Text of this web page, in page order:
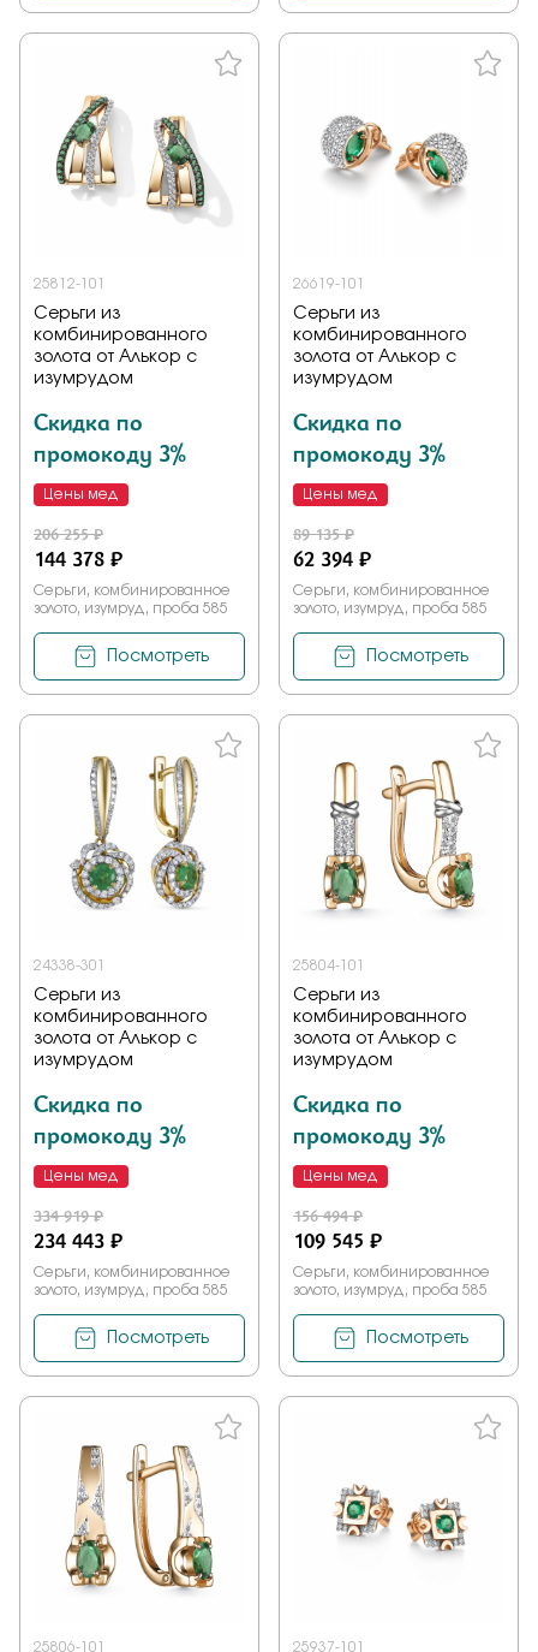
25812-101
Серьги из
комбинированного
золота от Алькор с
изумрудом
Скидка по
промокоду 3%
Цены мед
206 255 ₽
144 378 ₽
Серьги, комбинированное
золото, изумруд, проба 585
Посмотреть
26619-101
Серьги из
комбинированного
золота от Алькор с
изумрудом
Скидка по
промокоду 3%
Цены мед
89 135 ₽
62 394 ₽
Серьги, комбинированное
золото, изумруд, проба 585
Посмотреть
24338-301
Серьги из
комбинированного
золота от Алькор с
изумрудом
Скидка по
промокоду 3%
Цены мед
334 919 ₽
234 443 ₽
Серьги, комбинированное
золото, изумруд, проба 585
Посмотреть
25804-101
Серьги из
комбинированного
золота от Алькор с
изумрудом
Скидка по
промокоду 3%
Цены мед
156 494 ₽
109 545 ₽
Серьги, комбинированное
золото, изумруд, проба 585
Посмотреть
25806-101 25937-101